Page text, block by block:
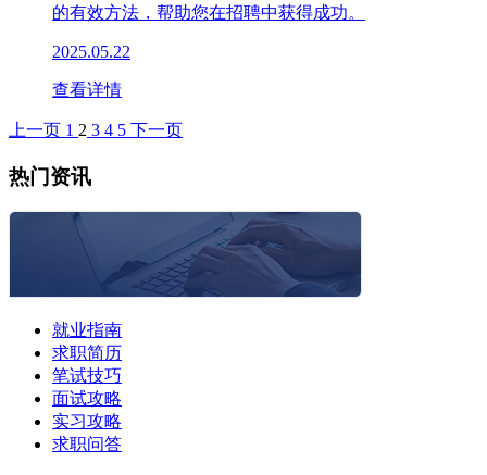
的有效方法，帮助您在招聘中获得成功。
2025.05.22
查看详情
上一页 1 2 3 4 5 下一页
热门资讯
就业指南
求职简历
笔试技巧
面试攻略
实习攻略
求职问答